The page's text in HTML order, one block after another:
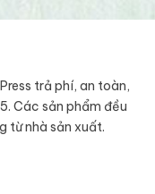
trả phí, an toàn,
Các sản phẩm đều
từ nhà sản xuất.